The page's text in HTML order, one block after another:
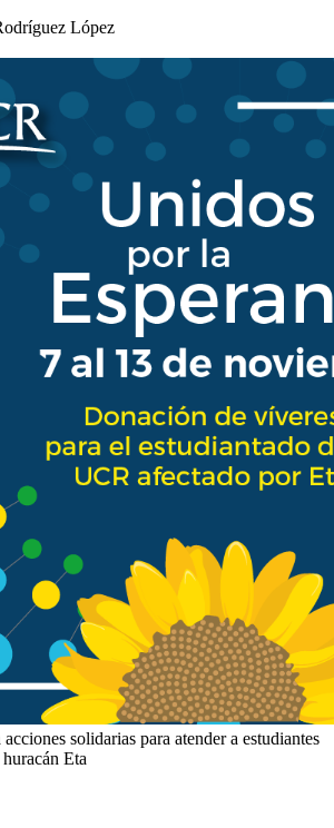
López
solidarias para atender a estudiantes
Eta